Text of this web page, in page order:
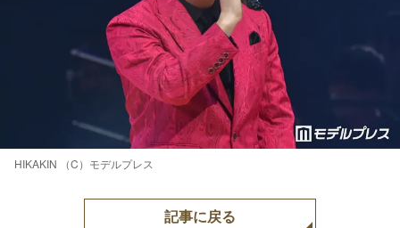
HIKAKIN （C）モデルプレス
記事に戻る